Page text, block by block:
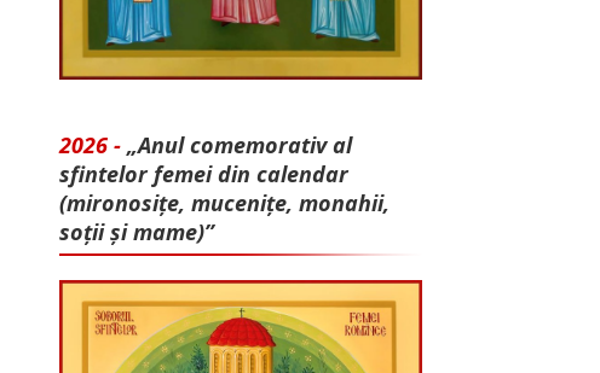
2026 - „Anul comemorativ al
sfintelor femei din calendar
(mironosițe, mu­cenițe, monahii,
soții și mame)”